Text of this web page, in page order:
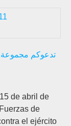
تدعوكم مجموعة
de abril de
de
el ejército